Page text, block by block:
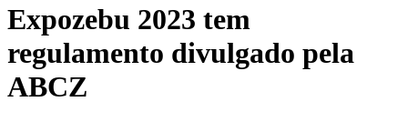
Expozebu 2023 tem
regulamento divulgado pela
ABCZ